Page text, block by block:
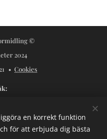
©
2024
Cookies
$ SEK kr
en korrekt funktion
för att erbjuda dig bästa